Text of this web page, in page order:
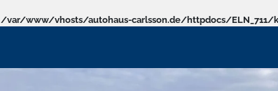
/var/www/vhosts/autohaus-carlsson.de/httpdocs/ELN_711/